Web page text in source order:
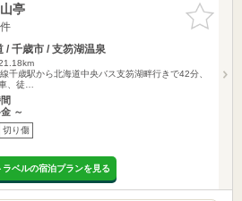
お気に入
りに追加
亭
/ 千歳市 / 支笏湖温泉
千歳駅から北海道中央バス支笏湖畔行きで42分、
、徒…
～
切り傷
ラベルの宿泊プランを見る